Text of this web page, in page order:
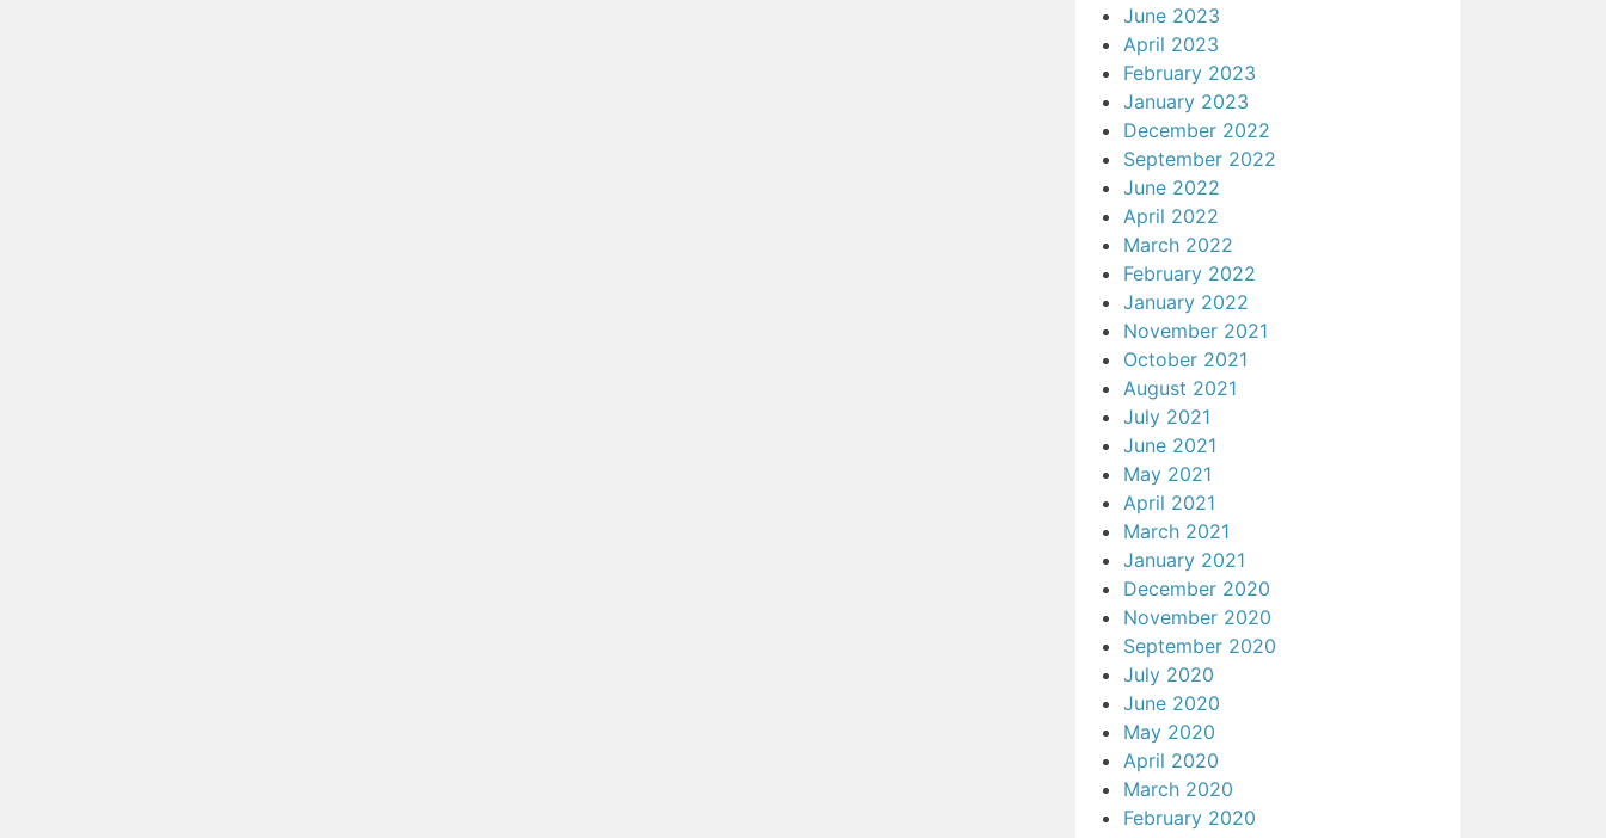
June 2023
April 2023
February 2023
January 2023
December 2022
September 2022
June 2022
April 2022
March 2022
February 2022
January 2022
November 2021
October 2021
August 2021
July 2021
June 2021
May 2021
April 2021
March 2021
January 2021
December 2020
November 2020
September 2020
July 2020
June 2020
May 2020
April 2020
March 2020
February 2020